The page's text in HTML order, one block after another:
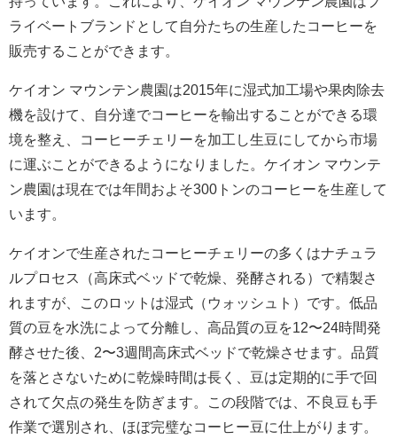
ライベートブランドとして自分たちの生産したコーヒーを
販売することができます。
ケイオン マウンテン農園は2015年に湿式加工場や果肉除去
機を設けて、自分達でコーヒーを輸出することができる環
境を整え、コーヒーチェリーを加工し生豆にしてから市場
に運ぶことができるようになりました。ケイオン マウンテ
ン農園は現在では年間およそ300トンのコーヒーを生産して
います。
ケイオンで生産されたコーヒーチェリーの多くはナチュラ
ルプロセス（高床式ベッドで乾燥、発酵される）で精製さ
れますが、このロットは湿式（ウォッシュト）です。低品
質の豆を水洗によって分離し、高品質の豆を12〜24時間発
酵させた後、2〜3週間高床式ベッドで乾燥させます。品質
を落とさないために乾燥時間は長く、豆は定期的に手で回
されて欠点の発生を防ぎます。この段階では、不良豆も手
作業で選別され、ほぼ完璧なコーヒー豆に仕上がります。